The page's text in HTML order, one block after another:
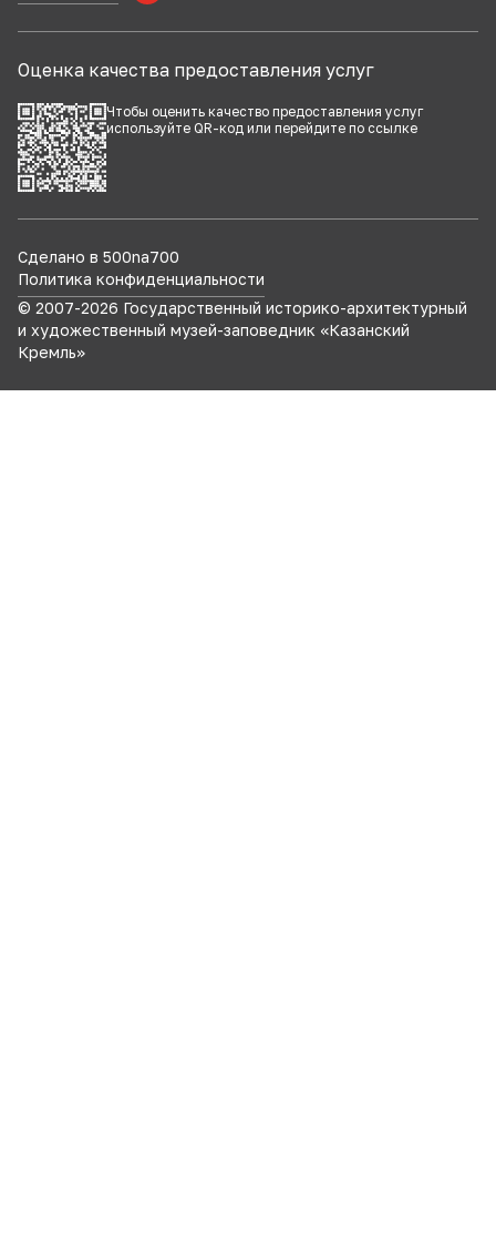
Оценка качества предоставления услуг
Чтобы оценить качество предоставления услуг
используйте QR-код или перейдите по ссылке
Сделано в 500na700
Политика конфиденциальности
© 2007-2026 Государственный историко-архитектурный
и художественный музей-заповедник «Казанский
Кремль»